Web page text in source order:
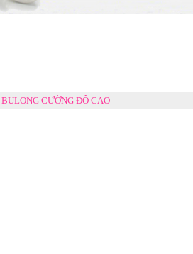
BULONG CƯỜNG ĐỘ CAO